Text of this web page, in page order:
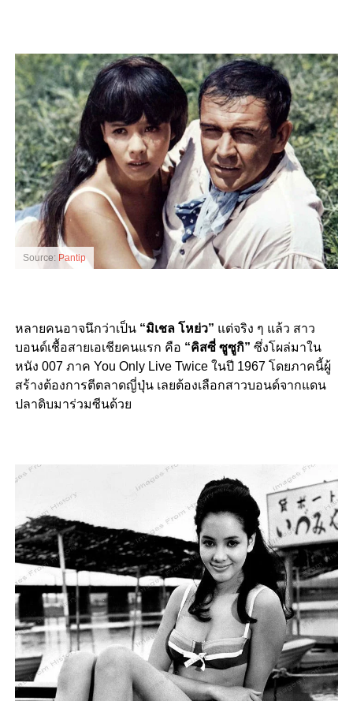
Source: Pantip
หลายคนอาจนึกว่าเป็น “มิเชล​ โหย่ว” แต่จริง ๆ แล้ว สาว
บอนด์เชื้อสายเอเชียคนแรก คือ “คิสซี่ ซูซูกิ” ซึ่งโผล่มาใน
หนัง 007 ภาค You Only Live Twice ในปี 1967 โดยภาคนี้ผู้
สร้างต้องการตีตลาดญี่ปุ่น เลยต้องเลือกสาวบอนด์จากแดน
ปลาดิบมาร่วมซีนด้วย